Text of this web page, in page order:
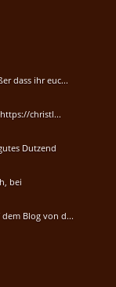
dass ihr euc...
christl...
Dutzend
bei
Blog von d...